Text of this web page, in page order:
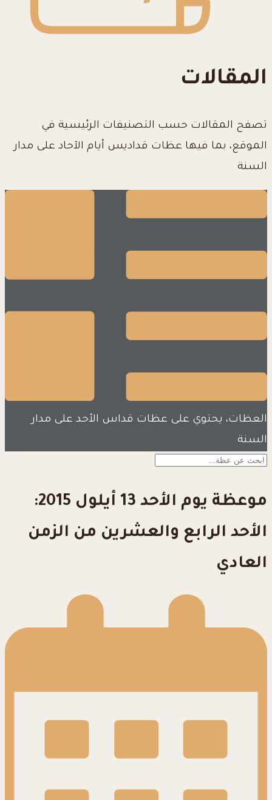
المقالات
تصفح المقالات حسب التصنيفات الرئيسية في
الموقع، بما فيها عظات قداديس أيام الآحاد على مدار
السنة
العظات، يحتوي على عظات قداس الأحد على مدار
السنة
موعظة يوم الأحد 13 أيلول 2015:
الأحد الرابع والعشرين من الزمن
العادي